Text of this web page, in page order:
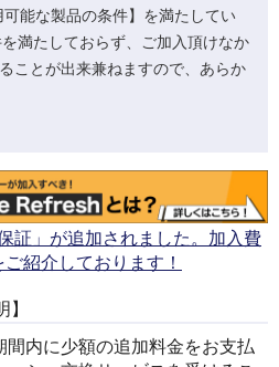
可能な製品の条件】を満たしてい
満たしておらず、ご加入頂けなか
ことが出来兼ねますので、あらか
証」が追加されました。加入費
紹介しております！
間内に少額の追加料金をお支払